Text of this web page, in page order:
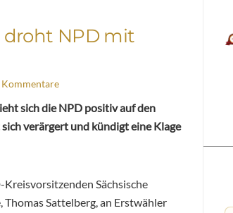
droht NPD mit
Kommentare
sich die NPD positiv auf den
sich verärgert und kündigt eine Klage
Kreisvorsitzenden Sächsische
Thomas Sattelberg, an Erstwähler